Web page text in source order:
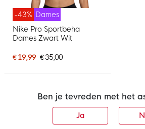
-43% Dames
Nike Pro Sportbeha
Dames Zwart Wit
€ 19,99 € 35,00
Ben je tevreden met het
Ja